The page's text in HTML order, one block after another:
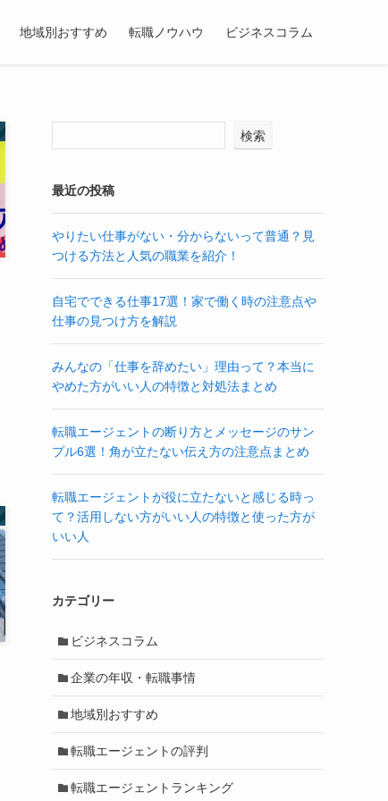
地域別おすすめ 転職ノウハウ ビジネスコラム
検索
最近の投稿
やりたい仕事がない・分からないって普通？見
つける方法と人気の職業を紹介！
自宅でできる仕事17選！家で働く時の注意点や
仕事の見つけ方を解説
みんなの「仕事を辞めたい」理由って？本当に
やめた方がいい人の特徴と対処法まとめ
転職エージェントの断り方とメッセージのサン
プル6選！角が立たない伝え方の注意点まとめ
転職エージェントが役に立たないと感じる時っ
て？活用しない方がいい人の特徴と使った方が
いい人
カテゴリー
ビジネスコラム
企業の年収・転職事情
地域別おすすめ
転職エージェントの評判
転職エージェントランキング